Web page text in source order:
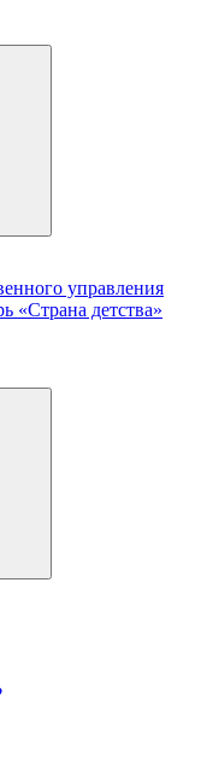
управления
«Страна детства»